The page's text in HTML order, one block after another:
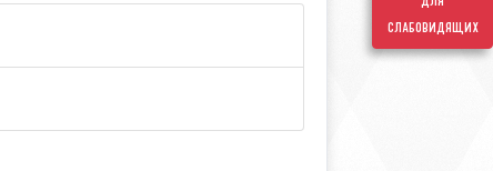
слабовидящих